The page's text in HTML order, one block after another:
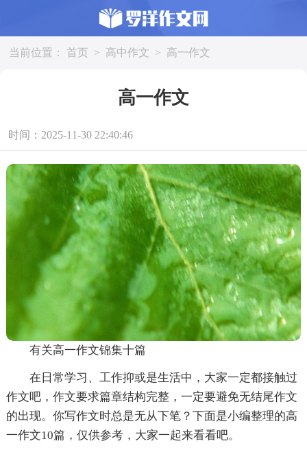
当前位置： 首页 > 高中作文 > 高一作文
高一作文
时间：2025-11-30 22:40:46
有关高一作文锦集十篇
在日常学习、工作抑或是生活中，大家一定都接触过
作文吧，作文要求篇章结构完整，一定要避免无结尾作文
的出现。你写作文时总是无从下笔？下面是小编整理的高
一作文10篇，仅供参考，大家一起来看看吧。